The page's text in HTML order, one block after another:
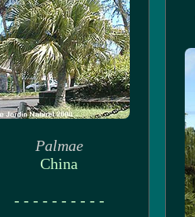
Palmae
China
- - - - - - - - - -